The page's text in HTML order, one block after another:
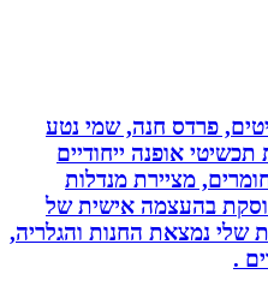
חנה, שמי נטע
אופנה ייחודיים
מציירת מנדלות
בהעצמה אישית של
נמצאת החנות והגלריה,